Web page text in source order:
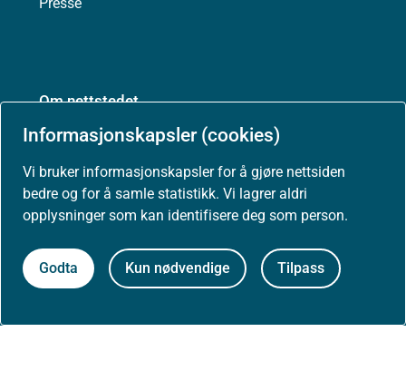
Informasjonskapsler (cookies)
Vi bruker informasjonskapsler for å gjøre nettsiden
bedre og for å samle statistikk. Vi lagrer aldri
opplysninger som kan identifisere deg som person.
Godta Kun nødvendige Tilpass
Om nettstedet
Personvernerklæring
Tilgjengelighetserklæring (uustatus.no)
Nyhetsvarsel og abonnement